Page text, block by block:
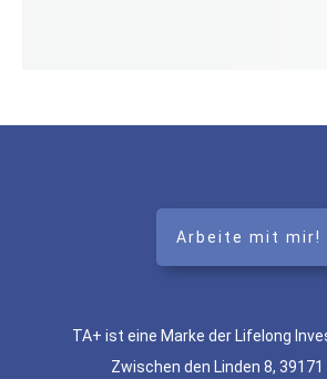
Arbeite mit mir!
TA+ ist eine Marke der Lifelong
Zwischen den Linden 8, 39171